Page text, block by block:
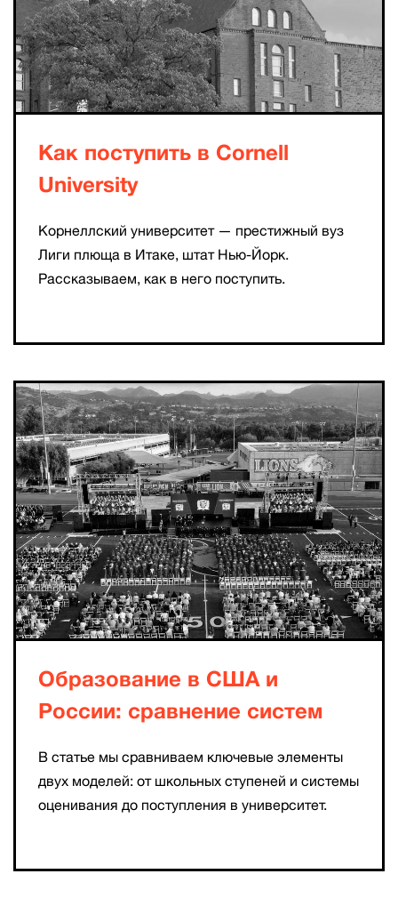
Как поступить в Cornell
University
Корнеллский университет — престижный вуз
Лиги плюща в Итаке, штат Нью-Йорк.
Рассказываем, как в него поступить.
Образование в США и
России: сравнение систем
В статье мы сравниваем ключевые элементы
двух моделей: от школьных ступеней и системы
оценивания до поступления в университет.